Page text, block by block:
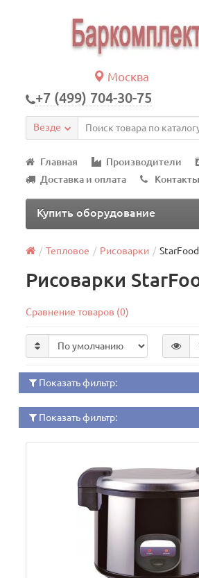
Москва
+7 (499) 704-30-75
Везде
Главная Производители
Доставка и оплата
Контакты
Купить оборудование
Тепловое Рисоварки StarFood
Рисоварки
Сравнение товаров (0)
Показать фильтр:
Показать фильтр: